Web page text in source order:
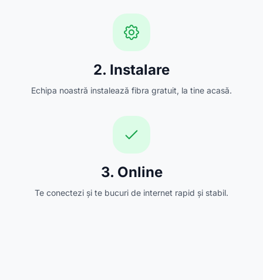
2. Instalare
Echipa noastră instalează fibra gratuit, la tine acasă.
3. Online
Te conectezi și te bucuri de internet rapid și stabil.